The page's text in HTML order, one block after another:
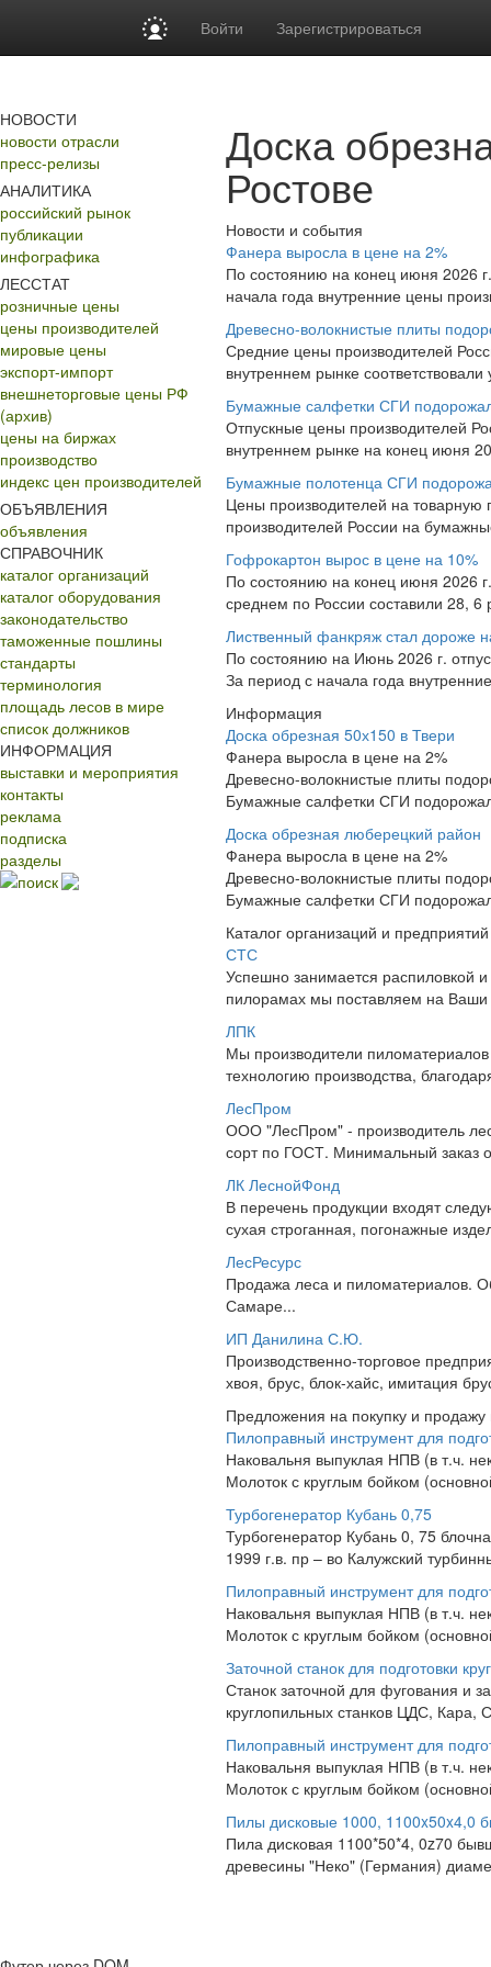
Войти Зарегистрироваться
НОВОСТИ
новости отрасли
пресс-релизы
АНАЛИТИКА
российский рынок
публикации
инфографика
ЛЕССТАТ
розничные цены
цены производителей
мировые цены
экспорт-импорт
внешнеторговые цены РФ
(архив)
цены на биржах
производство
индекс цен производителей
ОБЪЯВЛЕНИЯ
объявления
СПРАВОЧНИК
каталог организаций
каталог оборудования
законодательство
таможенные пошлины
стандарты
терминология
площадь лесов в мире
список должников
ИНФОРМАЦИЯ
выставки и мероприятия
контакты
реклама
подписка
разделы
поиск
Доска
Ростове
Новости и события
Фанера выросла в цене на 2%
По состоянию на конец июня 2026
начала года внутренние цены
Древесно-волокнистые плиты
Средние цены производителей
внутреннем рынке
Бумажные салфетки СГИ
Отпускные цены производителей
внутреннем рынке на конец июня
Бумажные полотенца СГИ
Цены производителей на
производителей России на
Гофрокартон вырос в цене на 10%
По состоянию на конец июня 2026
среднем по России составили 28,
Лиственный фанкряж стал дороже
По состоянию на Июнь 2026 г.
За период с начала года
Информация
Доска обрезная 50х150 в Твери
Фанера выросла в цене на 2%
Древесно-волокнистые плиты
Бумажные салфетки СГИ
Доска обрезная люберецкий район
Фанера выросла в цене на 2%
Древесно-волокнистые плиты
Бумажные салфетки СГИ
Каталог организаций и предприятий
СТС
Успешно занимается распиловкой
пилорамах мы поставляем на Ваши
ЛПК
Мы производители
технологию производства,
ЛесПром
ООО "ЛесПром" - производитель
сорт по ГОСТ. Минимальный заказ
ЛК ЛеснойФонд
В перечень продукции входят
сухая строганная, погонажные
ЛесРесурс
Продажа леса и пиломатериалов.
Самаре...
ИП Данилина С.Ю.
Производственно-торговое
хвоя, брус, блок-хайс, имитация
Предложения на покупку и продажу
Пилоправный инструмент для
Наковальня выпуклая НПВ (в т.ч.
Молоток с круглым бойком
Турбогенератор Кубань 0,75
Турбогенератор Кубань 0, 75
1999 г.в. пр – во Калужский
Пилоправный инструмент для
Наковальня выпуклая НПВ (в т.ч.
Молоток с круглым бойком
Заточной станок для подготовки
Станок заточной для фугования и
круглопильных станков ЦДС,
Пилоправный инструмент для
Наковальня выпуклая НПВ (в т.ч.
Молоток с круглым бойком
Пилы дисковые 1000, 1100x50x4,0
Пила дисковая 1100*50*4, 0z70
древесины "Неко" (Германия)